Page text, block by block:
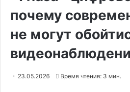
почему
не могут
23.05.2026 Время чтения: 3 мин.